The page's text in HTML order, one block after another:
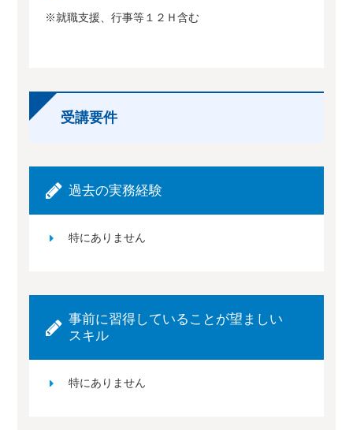
※就職支援、行事等１２Ｈ含む
受講要件
過去の実務経験
特にありません
事前に習得していることが望ましい
スキル
特にありません